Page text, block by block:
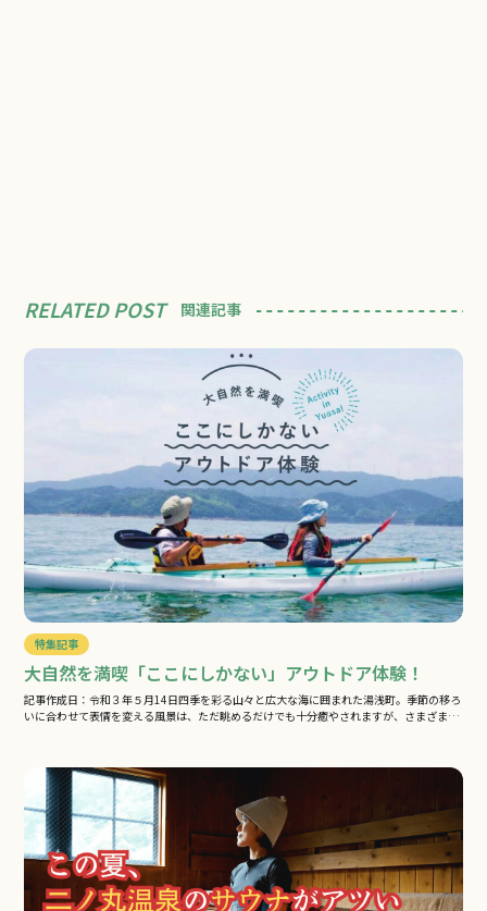
RELATED POST 関連記事
特集記事
大自然を満喫「ここにしかない」アウトドア体験！
記事作成日：令和３年５月14日四季を彩る山々と広大な海に囲まれた湯浅町。季節の移ろ
いに合わせて表情を変える風景は、ただ眺めるだけでも十分癒やされますが、さまざま…